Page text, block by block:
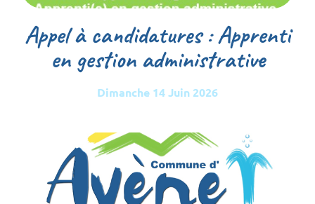
Appel à candidatures : Apprenti
en gestion administrative
Dimanche 14 Juin 2026